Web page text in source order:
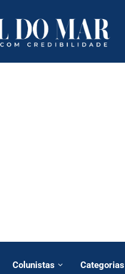
Colunistas Categorias